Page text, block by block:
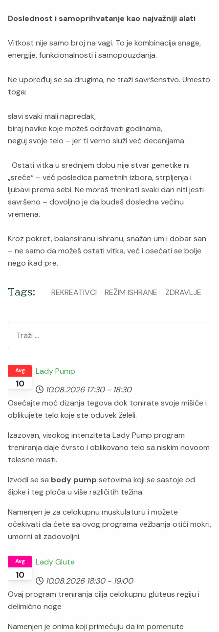
Doslednost i samoprihvatanje kao najvažniji alati
Vitkost nije samo broj na vagi. To je kombinacija snage,
energije, funkcionalnosti i samopouzdanja.
Ne upoređuj se sa drugima, ne traži savršenstvo. Umesto
toga:
slavi svaki mali napredak,
biraj navike koje možeš održavati godinama,
neguj svoje telo – jer ti verno služi već decenijama.
Ostati vitka u srednjem dobu nije stvar genetike ni
„sreće“ – već posledica pametnih izbora, strpljenja i
ljubavi prema sebi. Ne moraš trenirati svaki dan niti jesti
savršeno – dovoljno je da budeš dosledna većinu
vremena.
Kroz pokret, balansiranu ishranu, snažan um i dobar san
– ne samo da možeš ostati vitka, već i osećati se bolje
nego ikad pre.
Tags: REKREATIVCI REŽIM ISHRANE ZDRAVLJE
10
Avg
Lady Pump
10.08.2026 17:30 - 18:30
Osećajte moć dizanja tegova dok tonirate svoje mišiće i
oblikujete telo koje ste oduvek želeli.
Izazovan, visokog intenziteta Lady Pump program
treniranja daje čvrsto i oblikovano telo sa niskim novoom
telesne masti.
Izvodi se sa body pump setovima koji se sastoje od
šipke i teg ploča u više različitih težina.
Namenjen je za celokupnu muskulaturu i možete
očekivati da ćete sa ovog programa vežbanja otići mokri,
umorni ali zadovoljni.
10
Avg
Lady Glute
10.08.2026 18:30 - 19:00
Ovaj program treniranja cilja celokupnu gluteus regiju i
delimično noge
Namenjen je onima koji primećuju da im pomenute